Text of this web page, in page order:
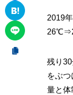
2019
残り
をぶ
量と体